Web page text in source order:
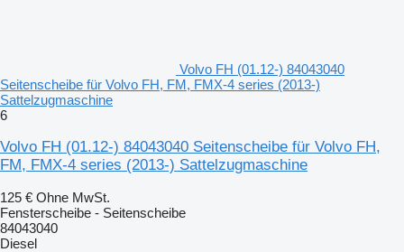
Volvo FH (01.12-) 84043040
Seitenscheibe für Volvo FH, FM, FMX-4 series (2013-)
Sattelzugmaschine
6
Volvo FH (01.12-) 84043040 Seitenscheibe für Volvo FH,
FM, FMX-4 series (2013-) Sattelzugmaschine
125 € Ohne MwSt.
Fensterscheibe - Seitenscheibe
84043040
Diesel